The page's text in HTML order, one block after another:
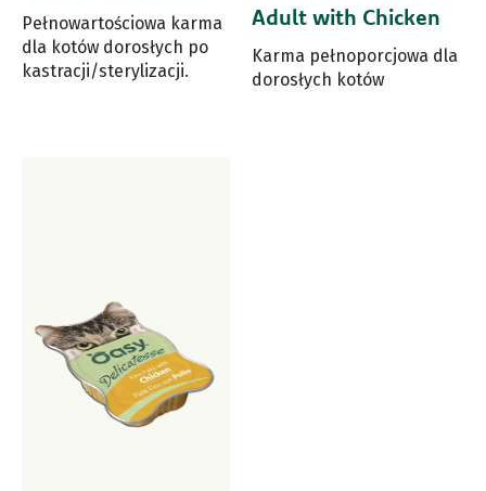
Pełnowartościowa karma
dla kotów dorosłych po
kastracji/sterylizacji.
Adult with Chicken
Karma pełnoporcjowa dla
dorosłych kotów